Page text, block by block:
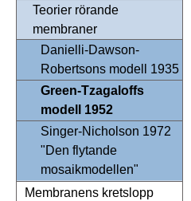
Teorier rörande
membraner
Danielli-Dawson-
Robertsons modell 1935
Green-Tzagaloffs
modell 1952
Singer-Nicholson 1972
"Den flytande
mosaikmodellen"
Membranens kretslopp